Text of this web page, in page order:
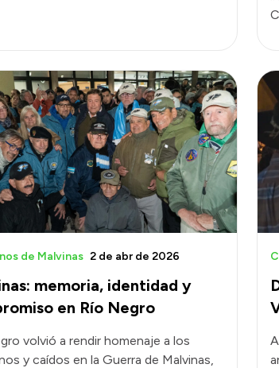
memoria, identidad y
en Río Negro
de Malvinas 2 de abr de 2026
volvió a rendir homenaje a los
y caídos en la Guerra de Malvinas,